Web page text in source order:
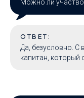
Можно ли
ОТВЕТ:
Да, безусловно. С
капитан, который